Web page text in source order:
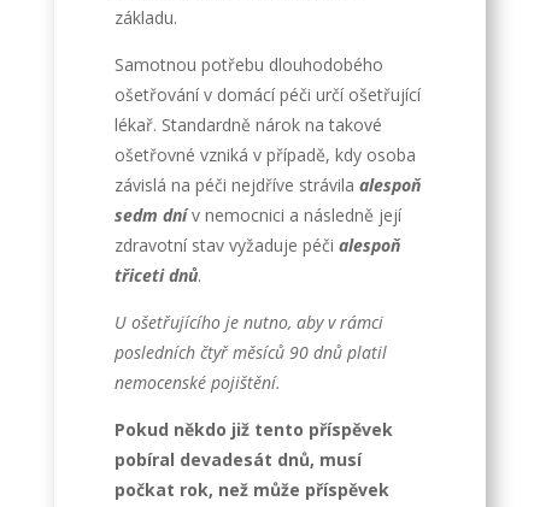
základu.
Samotnou potřebu dlouhodobého
ošetřování v domácí péči určí ošetřující
lékař. Standardně nárok na takové
ošetřovné vzniká v případě, kdy osoba
závislá na péči nejdříve strávila alespoň
sedm dnív nemocnici a následně její
zdravotní stav vyžaduje péči alespoň
třiceti dnů.
U ošetřujícího je nutno, aby v rámci
posledních čtyř měsíců 90 dnů platil
nemocenské pojištění.
Pokud někdo již tento příspěvek
pobíral devadesát dnů, musí
počkat rok, než může příspěvek